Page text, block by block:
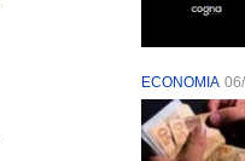
ECONOMIA